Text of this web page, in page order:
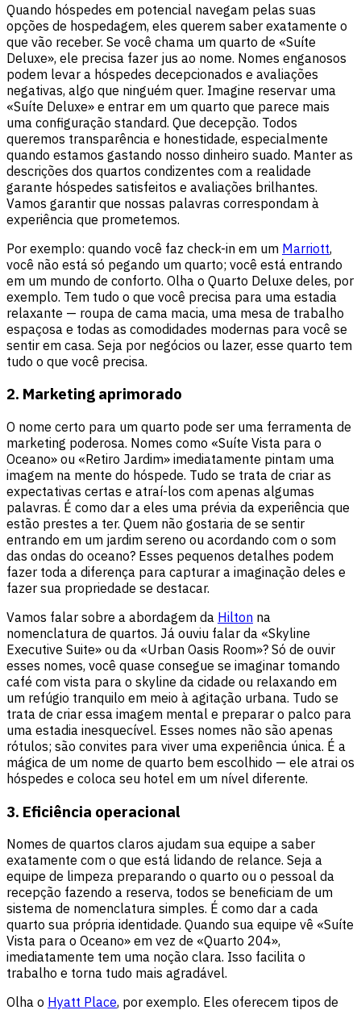
Quando hóspedes em potencial navegam pelas suas
opções de hospedagem, eles querem saber exatamente o
que vão receber. Se você chama um quarto de «Suíte
Deluxe», ele precisa fazer jus ao nome. Nomes enganosos
podem levar a hóspedes decepcionados e avaliações
negativas, algo que ninguém quer. Imagine reservar uma
«Suíte Deluxe» e entrar em um quarto que parece mais
uma configuração standard. Que decepção. Todos
queremos transparência e honestidade, especialmente
quando estamos gastando nosso dinheiro suado. Manter as
descrições dos quartos condizentes com a realidade
garante hóspedes satisfeitos e avaliações brilhantes.
Vamos garantir que nossas palavras correspondam à
experiência que prometemos.
Por exemplo: quando você faz check-in em um Marriott,
você não está só pegando um quarto; você está entrando
em um mundo de conforto. Olha o Quarto Deluxe deles, por
exemplo. Tem tudo o que você precisa para uma estadia
relaxante — roupa de cama macia, uma mesa de trabalho
espaçosa e todas as comodidades modernas para você se
sentir em casa. Seja por negócios ou lazer, esse quarto tem
tudo o que você precisa.
2. Marketing aprimorado
O nome certo para um quarto pode ser uma ferramenta de
marketing poderosa. Nomes como «Suíte Vista para o
Oceano» ou «Retiro Jardim» imediatamente pintam uma
imagem na mente do hóspede. Tudo se trata de criar as
expectativas certas e atraí-los com apenas algumas
palavras. É como dar a eles uma prévia da experiência que
estão prestes a ter. Quem não gostaria de se sentir
entrando em um jardim sereno ou acordando com o som
das ondas do oceano? Esses pequenos detalhes podem
fazer toda a diferença para capturar a imaginação deles e
fazer sua propriedade se destacar.
Vamos falar sobre a abordagem da Hilton na
nomenclatura de quartos. Já ouviu falar da «Skyline
Executive Suite» ou da «Urban Oasis Room»? Só de ouvir
esses nomes, você quase consegue se imaginar tomando
café com vista para o skyline da cidade ou relaxando em
um refúgio tranquilo em meio à agitação urbana. Tudo se
trata de criar essa imagem mental e preparar o palco para
uma estadia inesquecível. Esses nomes não são apenas
rótulos; são convites para viver uma experiência única. É a
mágica de um nome de quarto bem escolhido — ele atrai os
hóspedes e coloca seu hotel em um nível diferente.
3. Eficiência operacional
Nomes de quartos claros ajudam sua equipe a saber
exatamente com o que está lidando de relance. Seja a
equipe de limpeza preparando o quarto ou o pessoal da
recepção fazendo a reserva, todos se beneficiam de um
sistema de nomenclatura simples. É como dar a cada
quarto sua própria identidade. Quando sua equipe vê «Suíte
Vista para o Oceano» em vez de «Quarto 204»,
imediatamente tem uma noção clara. Isso facilita o
trabalho e torna tudo mais agradável.
Olha o Hyatt Place, por exemplo. Eles oferecem tipos de